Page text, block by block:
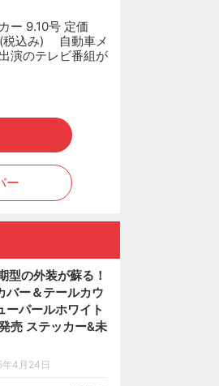
ー 9.10号 定価
税込み) 自動車メ
演のテレビ番組が
ー
型の外装が蘇る！
バー＆テールカウ
ーパールホワイト
売 ステッカー&未
4月24日